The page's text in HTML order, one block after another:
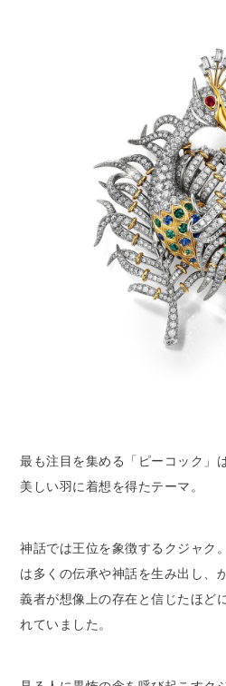
最も注目を集める「ピーコック」
美しい羽に着想を得たテーマ。
神話では王位を象徴するクジャク
は多くの伝承や神話を生み出し、
義者が想像上の存在と信じたほど
れていました。